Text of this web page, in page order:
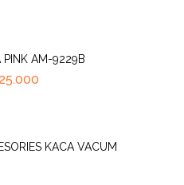
PINK AM-9229B
KACA VACUM